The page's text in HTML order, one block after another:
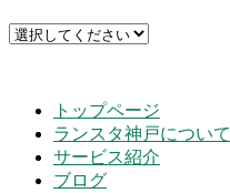
トップページ
ランスタ神戸について
サービス紹介
ブログ